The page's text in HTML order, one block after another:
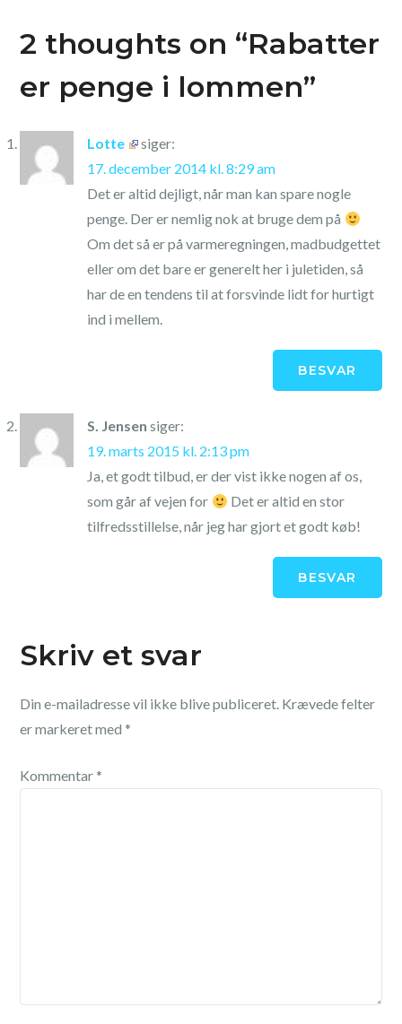
2 thoughts on “Rabatter
er penge i lommen”
Lotte
siger:
17. december 2014 kl. 8:29 am
Det er altid dejligt, når man kan spare nogle
penge. Der er nemlig nok at bruge dem på
Om det så er på varmeregningen, madbudgettet
eller om det bare er generelt her i juletiden, så
har de en tendens til at forsvinde lidt for hurtigt
ind i mellem.
BESVAR
S. Jensen siger:
19. marts 2015 kl. 2:13 pm
Ja, et godt tilbud, er der vist ikke nogen af os,
som går af vejen for
Det er altid en stor
tilfredsstillelse, når jeg har gjort et godt køb!
BESVAR
Skriv et svar
Din e-mailadresse vil ikke blive publiceret. Krævede felter
er markeret med*
Kommentar*